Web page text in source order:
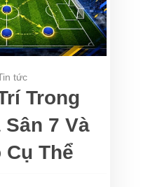
tức
Trong
7 Và
Cụ Thể